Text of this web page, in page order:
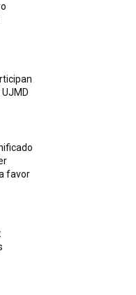
favor